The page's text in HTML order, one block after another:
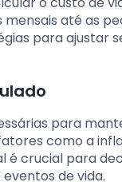
até as
para ajustar
para
como a
é crucial para
de vida.